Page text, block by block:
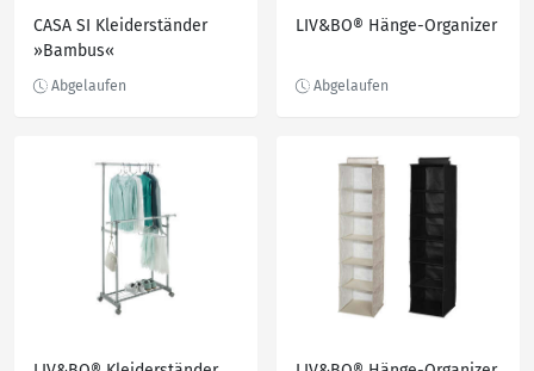
CASA SI Kleiderständer
»Bambus«
LIV&BO® Hänge-Organizer